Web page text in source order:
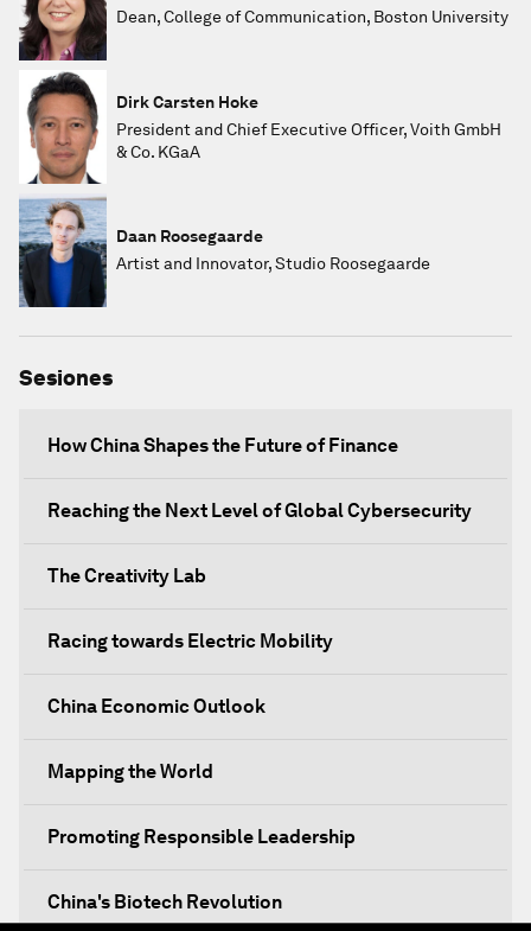
Dean, College of Communication, Boston University
Dirk Carsten Hoke
President and Chief Executive Officer, Voith GmbH
& Co. KGaA
Daan Roosegaarde
Artist and Innovator, Studio Roosegaarde
Sesiones
How China Shapes the Future of Finance
Reaching the Next Level of Global Cybersecurity
The Creativity Lab
Racing towards Electric Mobility
China Economic Outlook
Mapping the World
Promoting Responsible Leadership
China's Biotech Revolution